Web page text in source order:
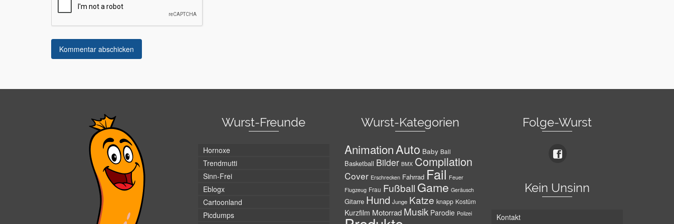
Wurst-Freunde
Hornoxe
Trendmutti
Sinn-Frei
Eblogx
Cartoonland
Picdumps
Wurst-Kategorien
AnimationAuto Baby Ball
Basketball Bilder BMX Compilation
Cover Erschrecken Fahrrad Fail Feuer
Flugzeug Frau Fußball Game Geräusch
Gitarre Hund Junge Katze knapp Kostüm
Kurzfilm Motorrad Musik Parodie Polizei
Folge-Wurst
Kein Unsinn
Kontakt